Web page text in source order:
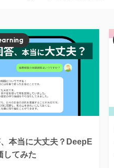
本当に大丈夫？DeepE
してみた